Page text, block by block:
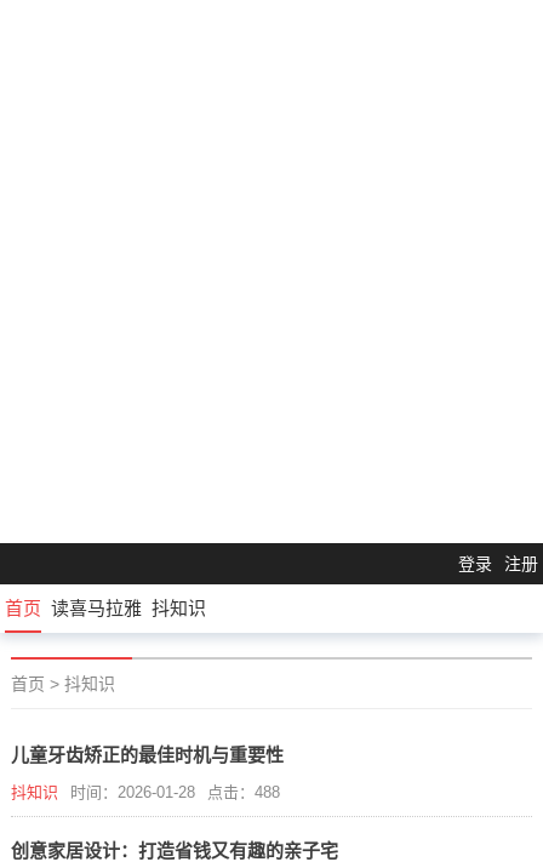
登录 注册
首页 读喜马拉雅 抖知识
首页 > 抖知识
儿童牙齿矫正的最佳时机与重要性
抖知识 时间：2026-01-28 点击：488
创意家居设计：打造省钱又有趣的亲子宅